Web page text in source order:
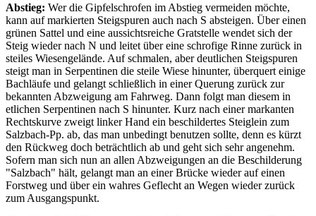
Abstieg: Wer die Gipfelschrofen im Abstieg vermeiden möchte,
kann auf markierten Steigspuren auch nach S absteigen. Über einen
grünen Sattel und eine aussichtsreiche Gratstelle wendet sich der
Steig wieder nach N und leitet über eine schrofige Rinne zurück in
steiles Wiesengelände. Auf schmalen, aber deutlichen Steigspuren
steigt man in Serpentinen die steile Wiese hinunter, überquert einige
Bachläufe und gelangt schließlich in einer Querung zurück zur
bekannten Abzweigung am Fahrweg. Dann folgt man diesem in
etlichen Serpentinen nach S hinunter. Kurz nach einer markanten
Rechtskurve zweigt linker Hand ein beschildertes Steiglein zum
Salzbach-Pp. ab, das man unbedingt benutzen sollte, denn es kürzt
den Rückweg doch beträchtlich ab und geht sich sehr angenehm.
Sofern man sich nun an allen Abzweigungen an die Beschilderung
"Salzbach" hält, gelangt man an einer Brücke wieder auf einen
Forstweg und über ein wahres Geflecht an Wegen wieder zurück
zum Ausgangspunkt.